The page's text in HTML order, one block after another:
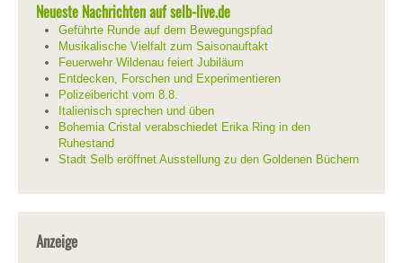
Neueste Nachrichten auf selb-live.de
Geführte Runde auf dem Bewegungspfad
Musikalische Vielfalt zum Saisonauftakt
Feuerwehr Wildenau feiert Jubiläum
Entdecken, Forschen und Experimentieren
Polizeibericht vom 8.8.
Italienisch sprechen und üben
Bohemia Cristal verabschiedet Erika Ring in den
Ruhestand
Stadt Selb eröffnet Ausstellung zu den Goldenen Büchern
Anzeige